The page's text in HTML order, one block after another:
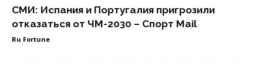
СМИ: Испания и Португалия пригрозили
отказаться от ЧМ-2030 – Спорт Mail
Ru Fortune